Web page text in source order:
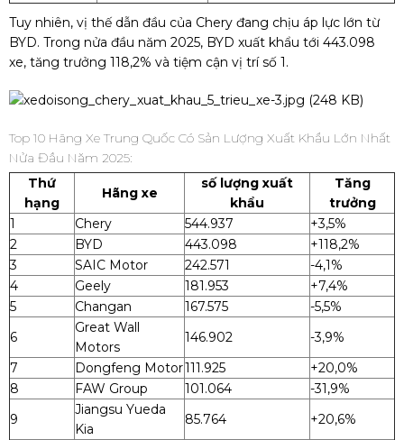
Tuy nhiên, vị thế dẫn đầu của Chery đang chịu áp lực lớn từ
BYD. Trong nửa đầu năm 2025, BYD xuất khẩu tới 443.098
xe, tăng trưởng 118,2% và tiệm cận vị trí số 1.
Top 10 Hãng Xe Trung Quốc Có Sản Lượng Xuất Khẩu Lớn Nhất
Nửa Đầu Năm 2025:
Thứ
hạng
Hãng xe
số lượng xuất
khẩu
Tăng
trưởng
1
Chery 544.937
+3,5%
2
BYD 443.098
+118,2%
3
SAIC Motor 242.571
-4,1%
4
Geely 181.953
+7,4%
5
Changan 167.575
-5,5%
6
Great Wall
Motors
146.902
-3,9%
7
Dongfeng Motor111.925
+20,0%
8
FAW Group 101.064
-31,9%
9
Jiangsu Yueda
Kia
85.764
+20,6%